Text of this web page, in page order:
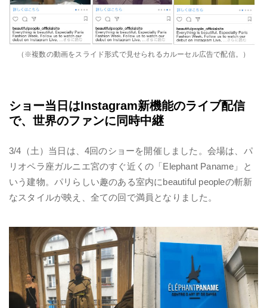
（※複数の動画をスライド形式で見せられるカルーセル広告で配信。）
ショー当日はInstagram新機能のライブ配信
で、世界のファンに同時中継
3/4（土）当日は、4回のショーを開催しました。会場は、パ
リオペラ座ガルニエ宮のすぐ近くの「Elephant Paname」と
いう建物。パリらしい趣のある室内にbeautiful peopleの斬新
なスタイルが映え、全ての回で満員となりました。